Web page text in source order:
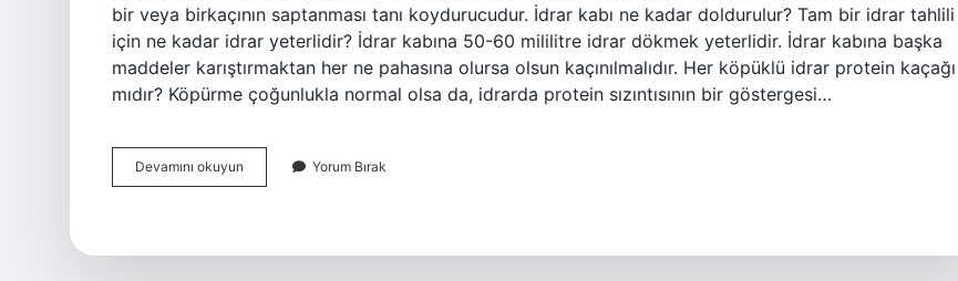
bir veya birkaçının saptanması tanı koydurucudur. İdrar kabı ne kadar doldurulur? Tam bir idrar tahlili
için ne kadar idrar yeterlidir? İdrar kabına 50-60 mililitre idrar dökmek yeterlidir. İdrar kabına başka
maddeler karıştırmaktan her ne pahasına olursa olsun kaçınılmalıdır. Her köpüklü idrar protein kaçağı
mıdır? Köpürme çoğunlukla normal olsa da, idrarda protein sızıntısının bir göstergesi…
Devamını okuyun
Bir
Yorum Bırak